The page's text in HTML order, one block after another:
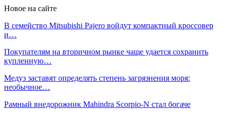
Новое на сайте
В семейство Mitsubishi Pajero войдут компактный кроссовер
и…
Покупателям на вторичном рынке чаще удается сохранить
купленную…
Медуз заставят определять степень загрязнения моря:
необычное…
Рамный внедорожник Mahindra Scorpio-N стал богаче